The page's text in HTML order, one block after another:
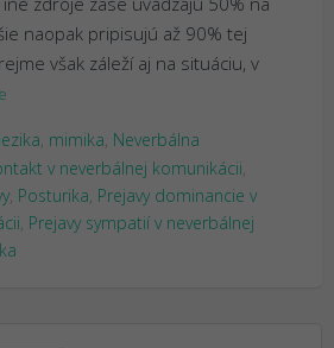
naopak pripisujú až 90% tej
však záleží aj na situáciu, v
mimika Neverbálna
v neverbálnej komunikácii
, Posturika Prejavy dominancie v
Prejavy sympatií v neverbálnej